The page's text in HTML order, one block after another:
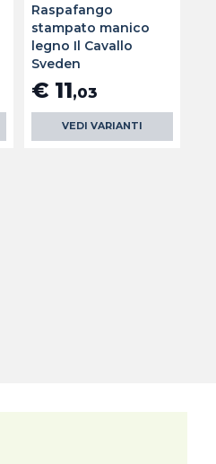
Raspafango
stampato manico
legno Il Cavallo
Sveden
€ 11,03
VEDI VARIANTI